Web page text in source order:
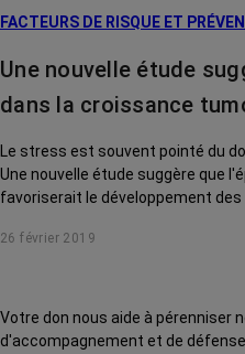
FACTEURS DE RISQUE ET
Une nouvelle étude
dans la croissance
Le stress est souvent pointé du
Une nouvelle étude suggère que
favoriserait le développement
26 février 2019
Votre don nous aide à pérenniser
d'accompagnement et de